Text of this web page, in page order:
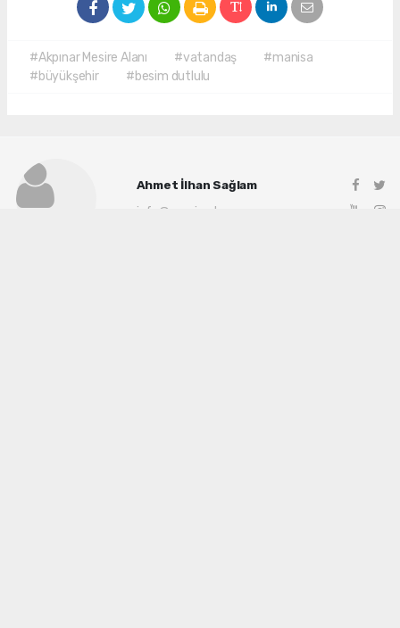
#Akpınar Mesire Alanı #vatandaş
#manisa
#büyükşehir
#besim dutlulu
Ahmet İlhan Sağlam
info@manisadenge.com